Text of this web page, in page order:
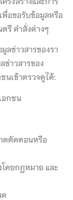
พื่อขอรับข้อมูลหรือ
รี คำสั่งต่างๆ
ลข่าวสารของรา
ข่าวสารของ
นเข้าตรวจดูได้:
อกชน
ตัดตอนหรือ
ดยกฎหมาย และ